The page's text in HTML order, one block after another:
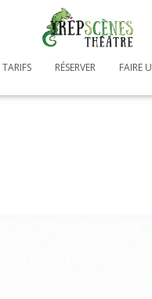
TARIFS RÉSERVER FAIRE